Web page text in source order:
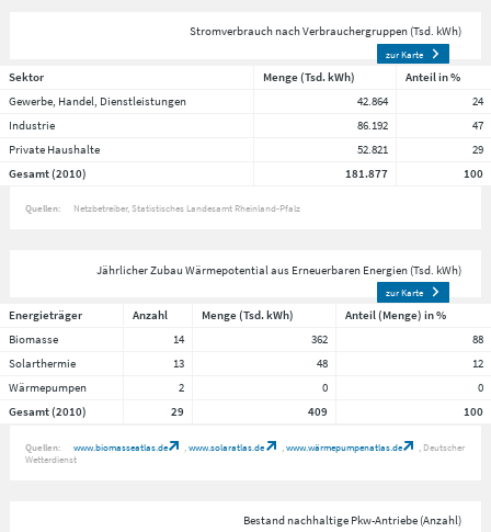
Stromverbrauch nach Verbrauchergruppen (Tsd. kWh)
zur Karte
Sektor Menge (Tsd. kWh)
Anteil in %
Gewerbe, Handel, Dienstleistungen
42.864
24
Industrie
86.192
47
Private Haushalte
52.821
29
Gesamt (2010)
181.877 100
Quellen: Netzbetreiber Statistisches Landesamt Rheinland-Pfalz
Jährlicher Zubau Wärmepotential aus Erneuerbaren Energien (Tsd. kWh)
zur Karte
Energieträger Anzahl Menge (Tsd. kWh)
Anteil (Menge) in %
Biomasse
14 362
88
Solarthermie
13 48
12
Wärmepumpen
2 0
0
Gesamt (2010)
29 409 100
Quellen: www.biomasseatlas.de www.solaratlas.de www.wärmepumpenatlas.de
Deutscher
Wetterdienst
Bestand nachhaltige Pkw-Antriebe (Anzahl)